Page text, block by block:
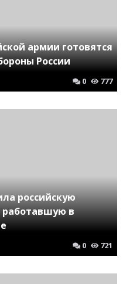
армии готовятся
России
0 777
российскую
работавшую в
0 721